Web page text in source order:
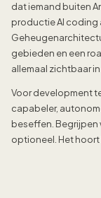
dat iemand buiten
productie AI coding
gebieden en een
allemaal zichtbaar
Voor development
capabeler,
beseffen. Begrijpen
optioneel. Het